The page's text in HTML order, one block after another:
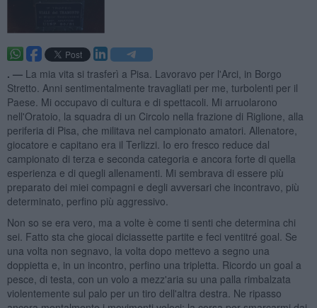
. — La mia vita si trasferì a Pisa. Lavoravo per l'Arci, in Borgo
Stretto. Anni sentimentalmente travagliati per me, turbolenti per il
Paese. Mi occupavo di cultura e di spettacoli. Mi arruolarono
nell'Oratoio, la squadra di un Circolo nella frazione di Riglione, alla
periferia di Pisa, che militava nel campionato amatori. Allenatore,
giocatore e capitano era il Terlizzi. Io ero fresco reduce dal
campionato di terza e seconda categoria e ancora forte di quella
esperienza e di quegli allenamenti. Mi sembrava di essere più
preparato dei miei compagni e degli avversari che incontravo, più
determinato, perfino più aggressivo.
Non so se era vero, ma a volte è come ti senti che determina chi
sei. Fatto sta che giocai diciassette partite e feci ventitré goal. Se
una volta non segnavo, la volta dopo mettevo a segno una
doppietta e, in un incontro, perfino una tripletta. Ricordo un goal a
pesce, di testa, con un volo a mezz'aria su una palla rimbalzata
violentemente sul palo per un tiro dell'altra destra. Ne ripasso